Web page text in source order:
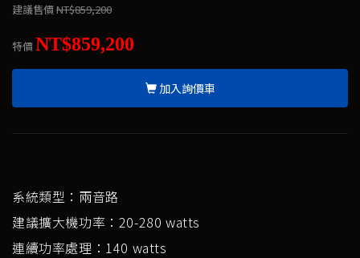
建議售價NT$859,200
特價NT$859,200
加入詢價車
系統類型：兩音路
建議擴大機功率：20-280 watts
連續功率處理：140 watts